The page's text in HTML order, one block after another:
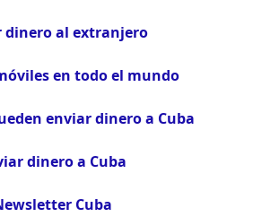
dinero al extranjero
en todo el mundo
enviar dinero a Cuba
dinero a Cuba
Cuba